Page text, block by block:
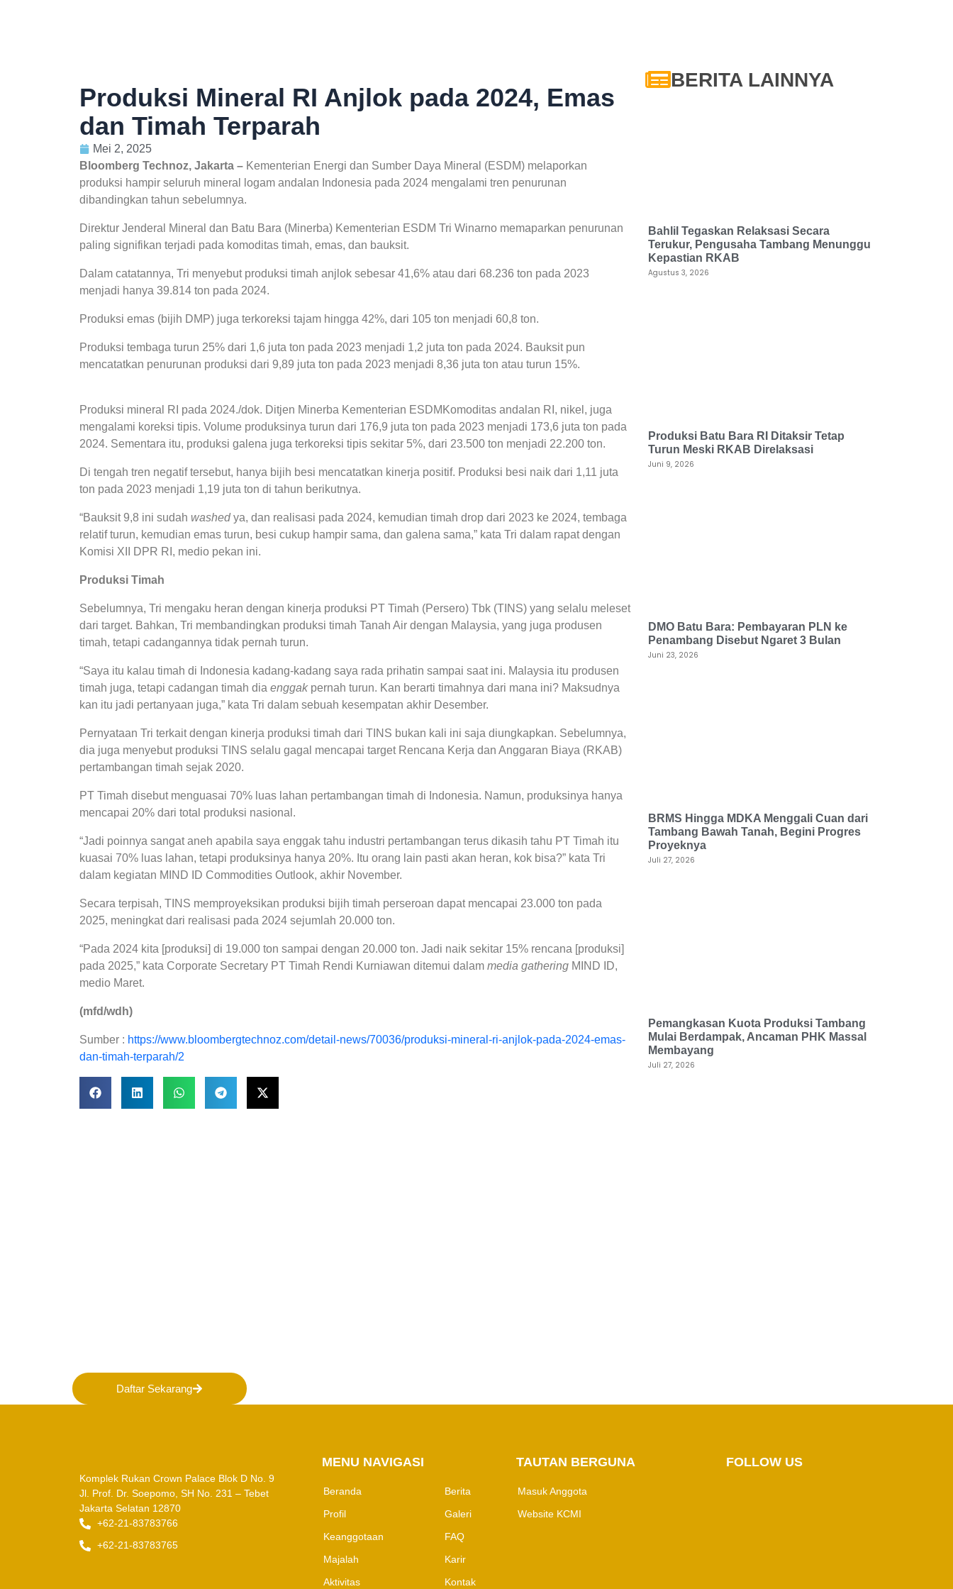
Produksi Mineral RI Anjlok pada 2024, Emas
dan Timah Terparah
Mei 2, 2025
Bloomberg Technoz, Jakarta – Kementerian Energi dan Sumber Daya Mineral (ESDM) melaporkan
produksi hampir seluruh mineral logam andalan Indonesia pada 2024 mengalami tren penurunan
dibandingkan tahun sebelumnya.
Direktur Jenderal Mineral dan Batu Bara (Minerba) Kementerian ESDM Tri Winarno memaparkan penurunan
paling signifikan terjadi pada komoditas timah, emas, dan bauksit.
Dalam catatannya, Tri menyebut produksi timah anjlok sebesar 41,6% atau dari 68.236 ton pada 2023
menjadi hanya 39.814 ton pada 2024.
Produksi emas (bijih DMP) juga terkoreksi tajam hingga 42%, dari 105 ton menjadi 60,8 ton.
Produksi tembaga turun 25% dari 1,6 juta ton pada 2023 menjadi 1,2 juta ton pada 2024. Bauksit pun
mencatatkan penurunan produksi dari 9,89 juta ton pada 2023 menjadi 8,36 juta ton atau turun 15%.
Produksi mineral RI pada 2024./dok. Ditjen Minerba Kementerian ESDMKomoditas andalan RI, nikel, juga
mengalami koreksi tipis. Volume produksinya turun dari 176,9 juta ton pada 2023 menjadi 173,6 juta ton pada
2024. Sementara itu, produksi galena juga terkoreksi tipis sekitar 5%, dari 23.500 ton menjadi 22.200 ton.
Di tengah tren negatif tersebut, hanya bijih besi mencatatkan kinerja positif. Produksi besi naik dari 1,11 juta
ton pada 2023 menjadi 1,19 juta ton di tahun berikutnya.
“Bauksit 9,8 ini sudah washedya, dan realisasi pada 2024, kemudian timah drop dari 2023 ke 2024, tembaga
relatif turun, kemudian emas turun, besi cukup hampir sama, dan galena sama,” kata Tri dalam rapat dengan
Komisi XII DPR RI, medio pekan ini.
Produksi Timah
Sebelumnya, Tri mengaku heran dengan kinerja produksi PT Timah (Persero) Tbk (TINS) yang selalu meleset
dari target. Bahkan, Tri membandingkan produksi timah Tanah Air dengan Malaysia, yang juga produsen
timah, tetapi cadangannya tidak pernah turun.
“Saya itu kalau timah di Indonesia kadang-kadang saya rada prihatin sampai saat ini. Malaysia itu produsen
timah juga, tetapi cadangan timah dia enggakpernah turun. Kan berarti timahnya dari mana ini? Maksudnya
kan itu jadi pertanyaan juga,” kata Tri dalam sebuah kesempatan akhir Desember.
Pernyataan Tri terkait dengan kinerja produksi timah dari TINS bukan kali ini saja diungkapkan. Sebelumnya,
dia juga menyebut produksi TINS selalu gagal mencapai target Rencana Kerja dan Anggaran Biaya (RKAB)
pertambangan timah sejak 2020.
PT Timah disebut menguasai 70% luas lahan pertambangan timah di Indonesia. Namun, produksinya hanya
mencapai 20% dari total produksi nasional.
“Jadi poinnya sangat aneh apabila saya enggak tahu industri pertambangan terus dikasih tahu PT Timah itu
kuasai 70% luas lahan, tetapi produksinya hanya 20%. Itu orang lain pasti akan heran, kok bisa?” kata Tri
dalam kegiatan MIND ID Commodities Outlook, akhir November.
Secara terpisah, TINS memproyeksikan produksi bijih timah perseroan dapat mencapai 23.000 ton pada
2025, meningkat dari realisasi pada 2024 sejumlah 20.000 ton.
“Pada 2024 kita [produksi] di 19.000 ton sampai dengan 20.000 ton. Jadi naik sekitar 15% rencana [produksi]
pada 2025,” kata Corporate Secretary PT Timah Rendi Kurniawan ditemui dalam media gathering MIND ID,
medio Maret.
(mfd/wdh)
Sumber : https://www.bloombergtechnoz.com/detail-news/70036/produksi-mineral-ri-anjlok-pada-2024-emas-
dan-timah-terparah/2
BERITA LAINNYA
Bahlil Tegaskan Relaksasi Secara
Terukur, Pengusaha Tambang Menunggu
Kepastian RKAB
Agustus 3, 2026
Produksi Batu Bara RI Ditaksir Tetap
Turun Meski RKAB Direlaksasi
Juni 9, 2026
DMO Batu Bara: Pembayaran PLN ke
Penambang Disebut Ngaret 3 Bulan
Juni 23, 2026
BRMS Hingga MDKA Menggali Cuan dari
Tambang Bawah Tanah, Begini Progres
Proyeknya
Juli 27, 2026
Pemangkasan Kuota Produksi Tambang
Mulai Berdampak, Ancaman PHK Massal
Membayang
Juli 27, 2026
Daftar Sekarang
Komplek Rukan Crown Palace Blok D No. 9
Jl. Prof. Dr. Soepomo, SH No. 231 – Tebet
Jakarta Selatan 12870
+62-21-83783766
+62-21-83783765
MENU NAVIGASI
Beranda
Profil
Keanggotaan
Majalah
Aktivitas
Berita
Galeri
FAQ
Karir
Kontak
TAUTAN BERGUNA
Masuk Anggota
Website KCMI
FOLLOW US